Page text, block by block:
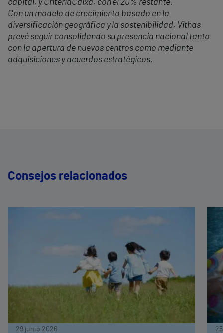
capital, y CriteriaCaixa, con el 20% restante.
Con un modelo de crecimiento basado en la
diversificación geográfica y la sostenibilidad, Vithas
prevé seguir consolidando su presencia nacional tanto
con la apertura de nuevos centros como mediante
adquisiciones y acuerdos estratégicos.
Consejos relacionados
29 junio 2026